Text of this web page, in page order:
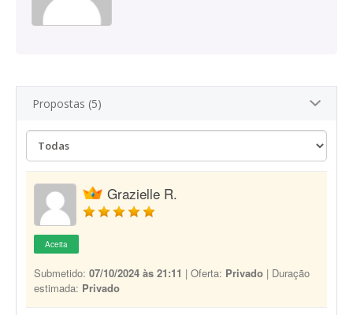
Propostas (5)
Grazielle R.
Aceita
Submetido: 07/10/2024 às 21:11 | Oferta: Privado | Duração
estimada: Privado